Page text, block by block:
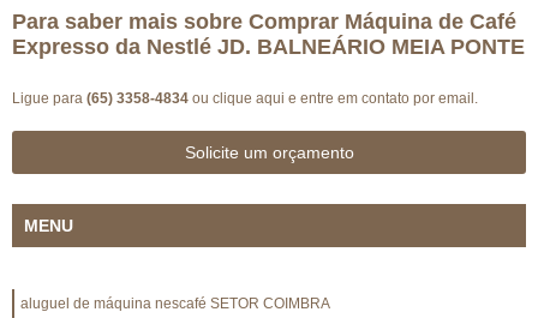
Para saber mais sobre Comprar Máquina de Café
Expresso da Nestlé JD. BALNEÁRIO MEIA PONTE
Ligue para (65) 3358-4834 ou clique aqui e entre em contato por email.
Solicite um orçamento
MENU
aluguel de máquina nescafé SETOR COIMBRA